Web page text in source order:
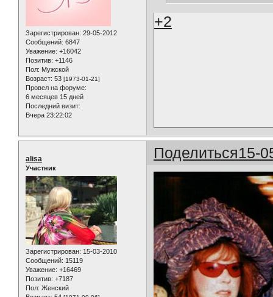
Зарегистрирован: 29-05-2012
Сообщений: 6847
Уважение: +16042
Позитив: +1146
Пол: Мужской
Возраст: 53 [1973-01-21]
Провел на форуме:
6 месяцев 15 дней
Последний визит:
Вчера 23:22:02
+2
Поделиться15-
alisa
Участник
Зарегистрирован: 15-03-2010
Сообщений: 15119
Уважение: +16469
Позитив: +7187
Пол: Женский